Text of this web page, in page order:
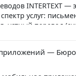
INTERTEXT —
услуг:
устный перевод
по всему миру.
INTERTEXT
— Бюро